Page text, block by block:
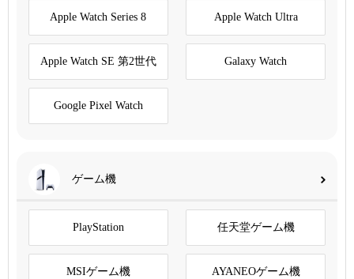
Apple Watch Series 8 Apple Watch Ultra
Apple Watch SE 第2世代 Galaxy Watch
Google Pixel Watch
ゲーム機
PlayStation 任天堂ゲーム機
MSIゲーム機 AYANEOゲーム機